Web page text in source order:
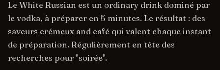
Le White Russian est un ordinary drink dominé par
le vodka, à préparer en 5 minutes. Le résultat : des
saveurs crémeux and café qui valent chaque instant
de préparation. Régulièrement en tête des
recherches pour "soirée".